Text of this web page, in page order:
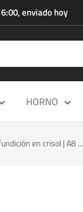
enviado hoy
HORNO
en crisol | A8 ...